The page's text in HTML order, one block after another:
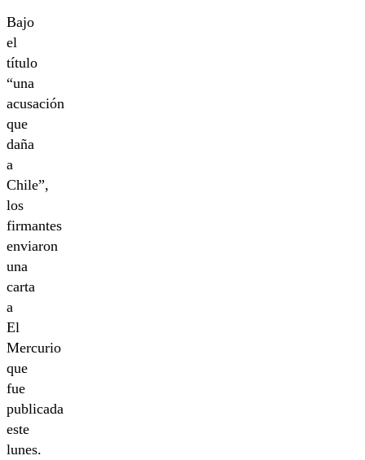
Bajo
el
título
“una
acusación
que
daña
a
Chile”,
los
firmantes
enviaron
una
carta
a
El
Mercurio
que
fue
publicada
este
lunes.